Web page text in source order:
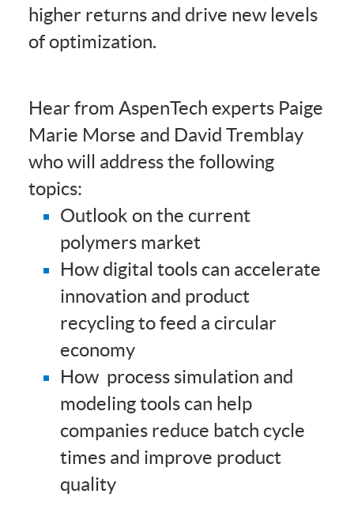
higher returns and drive new levels
of optimization.
Hear from AspenTech experts Paige
Marie Morse and David Tremblay
who will address the following
topics:
Outlook on the current
polymers market
How digital tools can accelerate
innovation and product
recycling to feed a circular
economy
How process simulation and
modeling tools can help
companies reduce batch cycle
times and improve product
quality